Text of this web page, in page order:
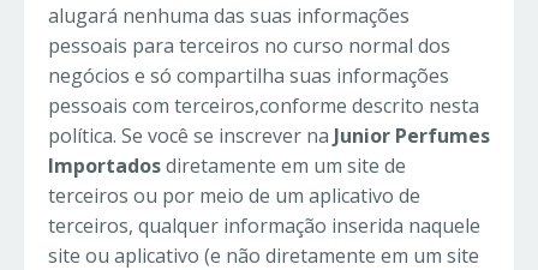
alugará nenhuma das suas informações
pessoais para terceiros no curso normal dos
negócios e só compartilha suas informações
pessoais com terceiros,conforme descrito nesta
política. Se você se inscrever na Junior Perfumes
Importadosdiretamente em um site de
terceiros ou por meio de um aplicativo de
terceiros, qualquer informação inserida naquele
site ou aplicativo (e não diretamente em um site